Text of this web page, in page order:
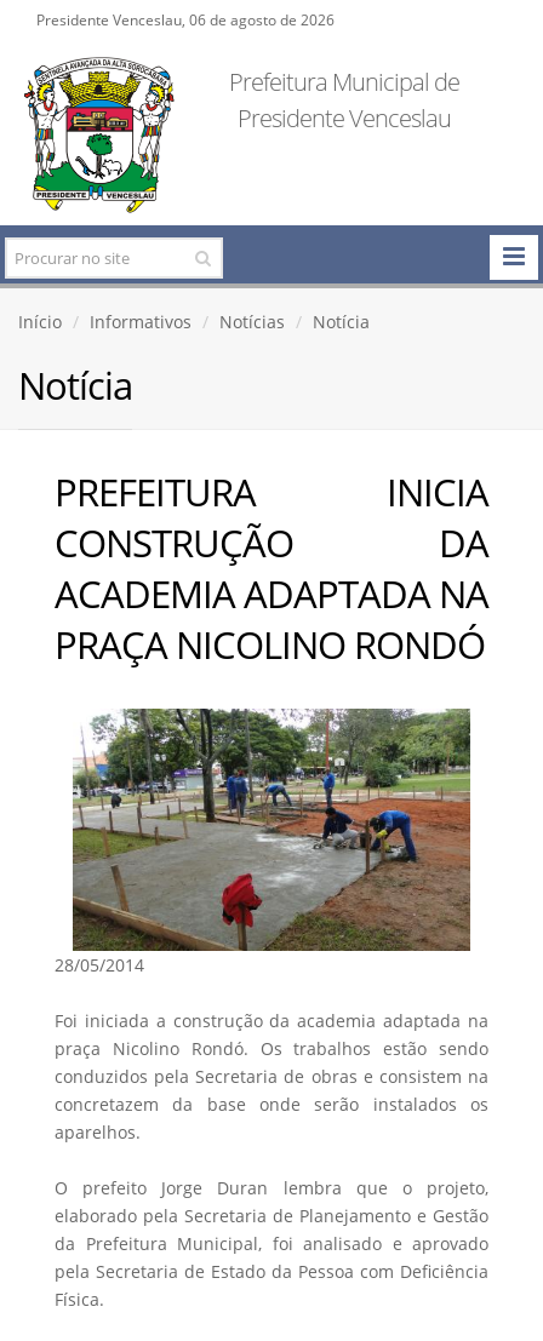
Presidente Venceslau, 06 de agosto de 2026
Prefeitura Municipal de
Presidente Venceslau
Início Informativos Notícias Notícia
Notícia
PREFEITURA INICIA
CONSTRUÇÃO DA
ACADEMIA ADAPTADA NA
PRAÇA NICOLINO RONDÓ
28/05/2014
Foi iniciada a construção da academia adaptada na
praça Nicolino Rondó. Os trabalhos estão sendo
conduzidos pela Secretaria de obras e consistem na
concretazem da base onde serão instalados os
aparelhos.
O prefeito Jorge Duran lembra que o projeto,
elaborado pela Secretaria de Planejamento e Gestão
da Prefeitura Municipal, foi analisado e aprovado
pela Secretaria de Estado da Pessoa com Deficiência
Física.